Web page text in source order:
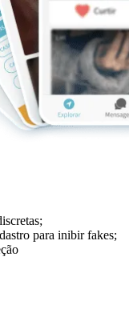
para inibir fakes;